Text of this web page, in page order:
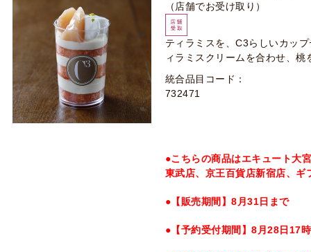
（店舗でお受け取り）
ティラミスを、C3らしいカッ
ィラミスクリームを合わせ、
統合品目コード：
732471
●こちらの商品はエキュート大
東武店、京王百貨店新宿店、
●【販売期間】8月31日まで
●【予約受付期間】8月28日17